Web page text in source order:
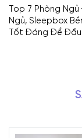
Top 7 Phòng
Ngủ, Sleepbox
Tốt Đáng Để Đầu